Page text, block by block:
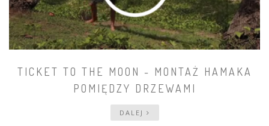
TICKET TO THE MOON - MONTAŻ HAMAKA
POMIĘDZY DRZEWAMI
DALEJ